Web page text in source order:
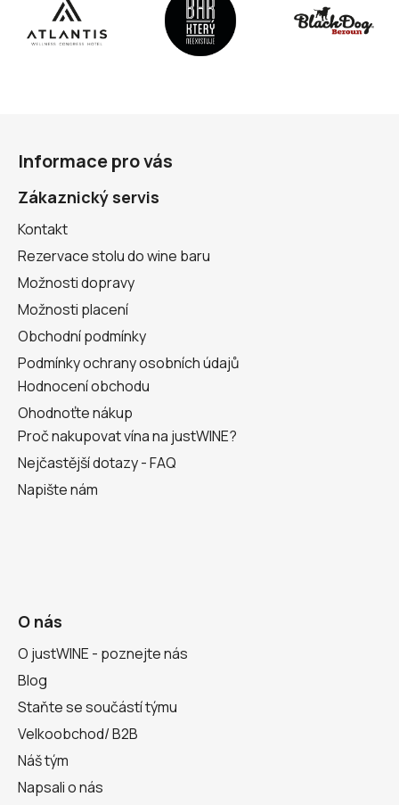
ý
p
i
Informace pro vás
Zákaznický servis
Kontakt
Rezervace stolu do wine baru
Možnosti dopravy
Možnosti placení
Obchodní podmínky
Podmínky ochrany osobních údajů
Hodnocení obchodu
Ohodnoťte nákup
Proč nakupovat vína na justWINE?
Nejčastější dotazy - FAQ
Napište nám
O nás
O justWINE - poznejte nás
Blog
Staňte se součástí týmu
Velkoobchod/ B2B
Náš tým
Napsali o nás